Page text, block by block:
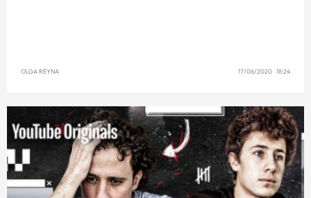
OLGA REYNA 17/06/2020 18:24